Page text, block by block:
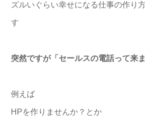
ズルいぐらい幸せになる仕事の作り
す
突然ですが「 セールスの電話って来
例えば
HPを作りませんか？とか